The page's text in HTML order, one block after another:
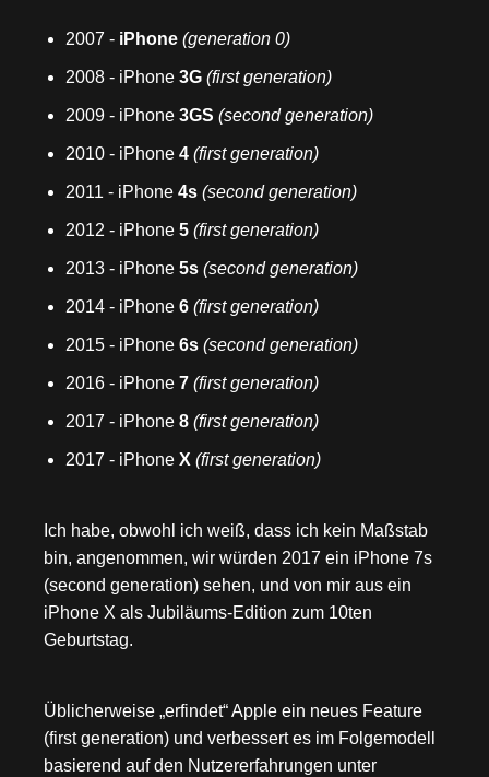
2007 - iPhone (generation 0)
2008 - iPhone 3G (first generation)
2009 - iPhone 3GS (second generation)
2010 - iPhone 4 (first generation)
2011 - iPhone 4s (second generation)
2012 - iPhone 5 (first generation)
2013 - iPhone 5s (second generation)
2014 - iPhone 6 (first generation)
2015 - iPhone 6s (second generation)
2016 - iPhone 7 (first generation)
2017 - iPhone 8 (first generation)
2017 - iPhone X (first generation)
Ich habe, obwohl ich weiß, dass ich kein Maßstab
bin, angenommen, wir würden 2017 ein iPhone 7s
(second generation) sehen, und von mir aus ein
iPhone X als Jubiläums-Edition zum 10ten
Geburtstag.
Üblicherweise „erfindet“ Apple ein neues Feature
(first generation) und verbessert es im Folgemodell
basierend auf den Nutzererfahrungen unter